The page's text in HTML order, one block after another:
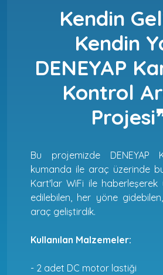
Kendin
Kendin
DENEYAP
Kontrol
Bu projemizde DENEYAP
kumanda ile araç üzerinde
Kart'lar WiFi ile
edilebilen, her yöne
araç geliştirdik.
Kullanılan Malzemeler:
- 2 adet DC motor lastiği